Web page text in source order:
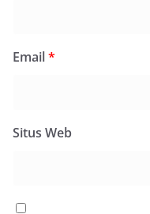
Email*
Situs Web